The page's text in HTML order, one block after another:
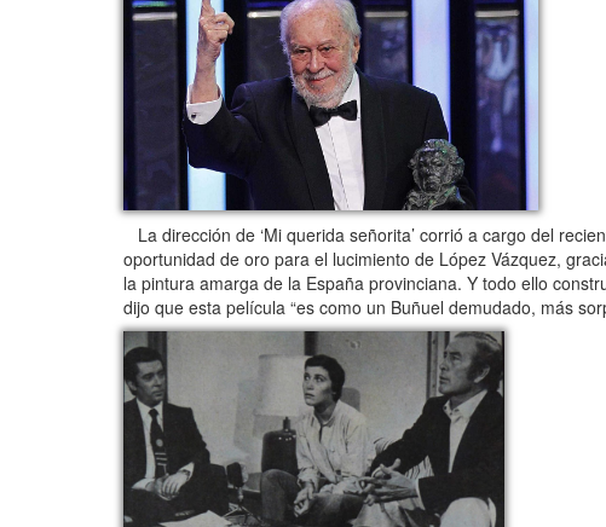
La dirección de ‘Mi querida señorita’ corrió a cargo del
oportunidad de oro para el lucimiento de López Vázquez,
la pintura amarga de la España provinciana. Y todo ello
dijo que esta película “es como un Buñuel demudado, más